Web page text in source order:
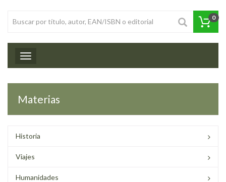
0
Toggle navigation
Materias
Historia
Viajes
Humanidades